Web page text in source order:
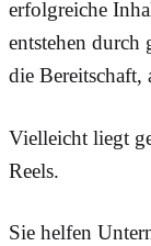
erfolgreiche
entstehen durch
die Bereitschaft,
Vielleicht liegt
Reels.
Sie helfen